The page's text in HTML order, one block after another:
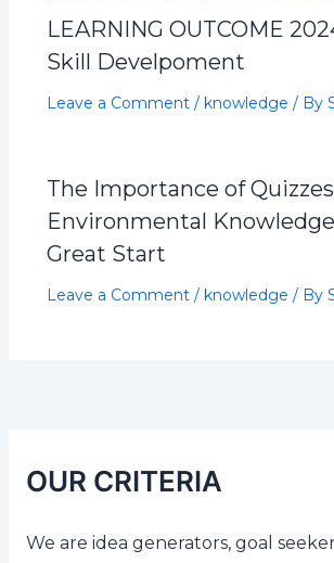
LEARNING OUTCOME
Skill Develpoment
Leave a Comment / knowledge / By
The Importance of
Environmental
Great Start
Leave a Comment / knowledge / By
OUR CRITERIA
We are idea generators, goal